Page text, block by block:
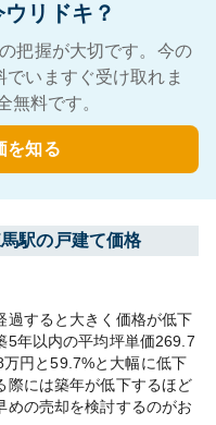
リドキ？
把握が大切です。今の
いますぐ受け取れま
無料です。
を知る
駅の戸建て価格
過すると大きく価格が低下
5年以内の平均坪単価269.7
円と59.7%と大幅に低下
際には築年が低下するほど
めの売却を検討するのがお